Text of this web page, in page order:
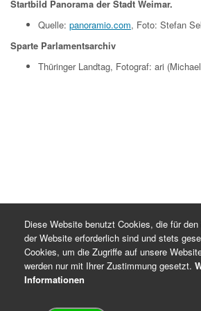
Startbild Panorama der Stadt Weimar.
Quelle: panoramio.com, Foto: Stefan
Sparte Parlamentsarchiv
Thüringer Landtag, Fotograf: ari
Diese Website benutzt Cookies, die für
der Website erforderlich sind und stets
Cookies, um die Zugriffe auf unsere
werden nur mit Ihrer Zustimmung gesetzt.
Informationen